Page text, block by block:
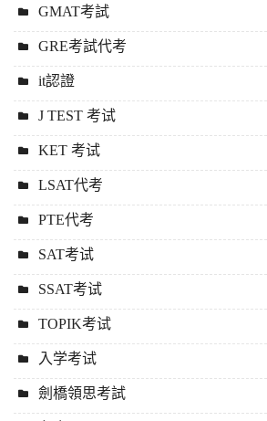
GMAT考試
GRE考試代考
it認證
J TEST 考试
KET 考试
LSAT代考
PTE代考
SAT考试
SSAT考试
TOPIK考试
入学考试
劍橋領思考試